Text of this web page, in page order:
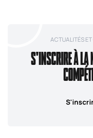
ACTUALITÉS
S'INSCRIRE À LA